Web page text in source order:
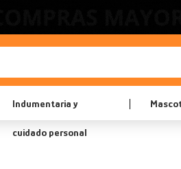
Indumentaria y
cuidado personal